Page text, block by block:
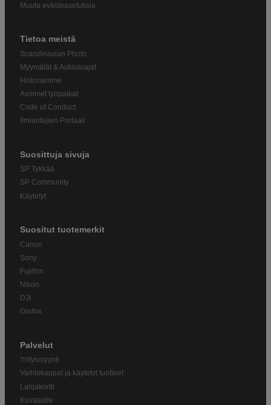
Muuta evästeasetuksia
Tietoa meistä
Scandinavian Photo
Myymälät & Aukioloajat
Historiamme
Avoimet työpaikat
Code of Conduct
Ilmiantajien Portaali
Suosittuja sivuja
SP Tykkää
SP Community
Käytetyt
Suositut tuotemerkit
Canon
Sony
Fujifilm
Nikon
DJI
Godox
Palvelut
Yritysmyynti
Vaihtokaupat ja käytetyt tuotteet
Lahjakortti
Kuvataide